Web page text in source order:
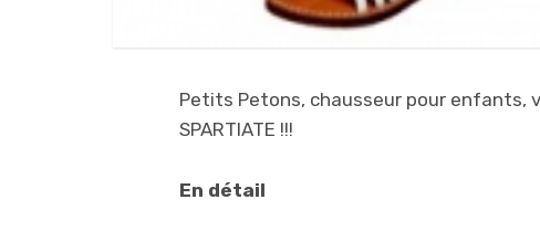
Petits Petons, chausseur pour enfants,
SPARTIATE !!!
En détail